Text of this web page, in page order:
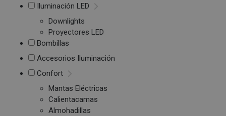
Iluminación LED
Downlights
Proyectores LED
Bombillas
Accesorios Iluminación
Confort
Mantas Eléctricas
Calientacamas
Almohadillas